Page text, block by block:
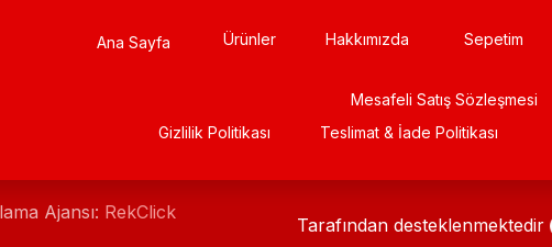
Ana Sayfa Ürünler Hakkımızda Sepetim
Mesafeli Satış Sözleşmesi
Gizlili​k Politikası
Teslimat & İade Politikası
Ajansı: RekClick
Tarafından desteklenmektedir